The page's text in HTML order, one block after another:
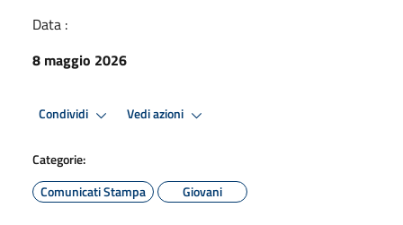
Data :
8 maggio 2026
Condividi Vedi azioni
Categorie:
Comunicati Stampa
Giovani